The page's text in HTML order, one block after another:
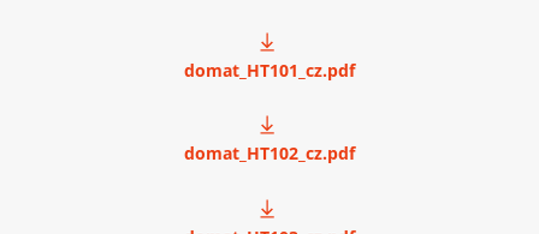
domat_HT101_cz.pdf
domat_HT102_cz.pdf